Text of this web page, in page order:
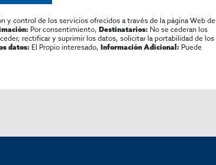
y control de los servicios ofrecidos a través de la página Web de
Por consentimiento, Destinatarios: No se cederan los
rectificar y suprimir los datos, solicitar la portabilidad de los
datos: El Propio interesado, Información Adicional: Puede